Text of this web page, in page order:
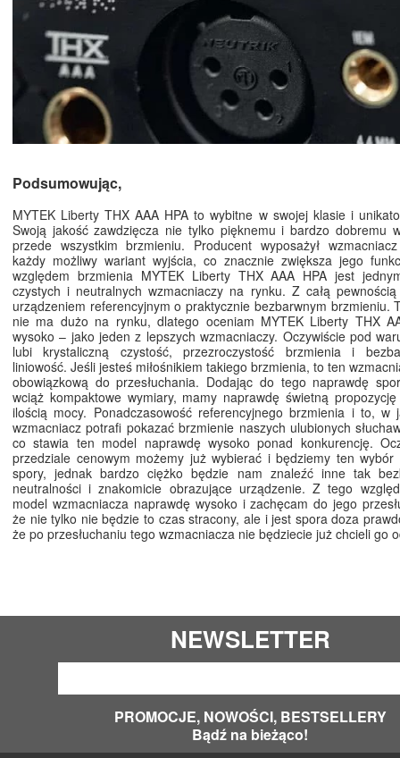
Podsumowując,
MYTEK Liberty THX AAA HPA to wybitne w swojej klasie i
Swoją jakość zawdzięcza nie tylko pięknemu i bardzo dobremu
przede wszystkim brzmieniu. Producent wyposażył
każdy możliwy wariant wyjścia, co znacznie zwiększa jego
względem brzmienia MYTEK Liberty THX AAA HPA jest
czystych i neutralnych wzmacniaczy na rynku. Z całą pewnością
urządzeniem referencyjnym o praktycznie bezbarwnym brzmieniu.
nie ma dużo na rynku, dlatego oceniam MYTEK Liberty THX
wysoko – jako jeden z lepszych wzmacniaczy. Oczywiście pod
lubi krystaliczną czystość, przezroczystość brzmienia i
liniowość. Jeśli jesteś miłośnikiem takiego brzmienia, to ten
obowiązkową do przesłuchania. Dodając do tego naprawdę
wciąż kompaktowe wymiary, mamy naprawdę świetną
ilością mocy. Ponadczasowość referencyjnego brzmienia i to, w
wzmacniacz potrafi pokazać brzmienie naszych ulubionych
co stawia ten model naprawdę wysoko ponad konkurencję.
przedziale cenowym możemy już wybierać i będziemy ten wybór
spory, jednak bardzo ciężko będzie nam znaleźć inne tak
neutralności i znakomicie obrazujące urządzenie. Z tego
model wzmacniacza naprawdę wysoko i zachęcam do jego
że nie tylko nie będzie to czas stracony, ale i jest spora doza
że po przesłuchaniu tego wzmacniacza nie będziecie już chcieli go
NEWSLETTER
PROMOCJE, NOWOŚCI, BESTSELLERY
Bądź na bieżąco!